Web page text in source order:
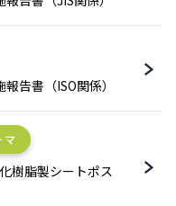
告書（ISO関係）
樹脂製シートポス